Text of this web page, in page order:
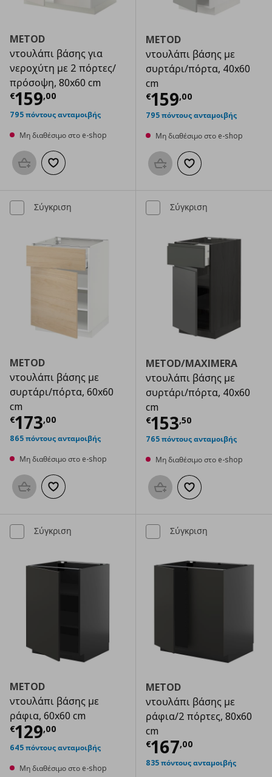
METOD
ντουλάπι βάσης για
νεροχύτη με 2 πόρτες/
πρόσοψη, 80x60 cm
€159,00
Τρέχουσα τιμή € 159,00
795 πόντους ανταμοιβής
Μη διαθέσιμο στο e-shop
Προσθήκη στο καλάθι
Προσθήκη στα αγαπημένα
METOD
ντουλάπι βάσης με
συρτάρι/πόρτα, 40x60
cm
€159,00
Τρέχουσα
795 πόντους ανταμοιβής
Μη διαθέσιμο στο e-shop
Προσθήκη στο καλάθι
Προσθήκη στα
Σύγκριση
METOD
ντουλάπι βάσης με
συρτάρι/πόρτα, 60x60
cm
€173,00
Τρέχουσα τιμή € 173,00
865 πόντους ανταμοιβής
Μη διαθέσιμο στο e-shop
Προσθήκη στο καλάθι
Προσθήκη στα αγαπημένα
Σύγκριση
METOD/MAXIMERA
ντουλάπι βάσης με
συρτάρι/πόρτα, 40x60
cm
€153,50
Τρέχουσα
765 πόντους ανταμοιβής
Μη διαθέσιμο στο e-shop
Προσθήκη στο καλάθι
Προσθήκη στα
Σύγκριση
METOD
ντουλάπι βάσης με
ράφια, 60x60 cm
€129,00
Τρέχουσα τιμή € 129,00
645 πόντους ανταμοιβής
Μη διαθέσιμο στο e-shop
Σύγκριση
METOD
ντουλάπι βάσης με
ράφια/2 πόρτες, 80x60
cm
€167,00
Τρέχουσα
835 πόντους ανταμοιβής